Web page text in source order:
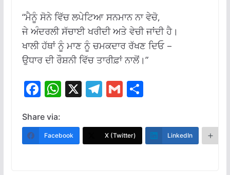
“ਮੈਨੂੰ ਸੋਨੇ ਵਿੱਚ ਲਪੇਟਿਆ ਸਨਮਾਨ ਨਾ ਵੇਚੋ,
ਜੇ ਅੰਦਰਲੀ ਸੱਚਾਈ ਖਰੀਦੀ ਅਤੇ ਵੇਚੀ ਜਾਂਦੀ ਹੈ।
ਖਾਲੀ ਹੱਥਾਂ ਨੂੰ ਮਾਣ ਨੂੰ ਚਮਕਦਾਰ ਰੱਖਣ ਦਿਓ –
ਉਧਾਰ ਦੀ ਰੌਸ਼ਨੀ ਵਿੱਚ ਤਾਰੀਫ਼ਾਂ ਨਾਲੋਂ।”
F
e
b
W
at
s
X T
e
gr
G
ai
l
S
ar
e
Share via:
Facebook X (Twitter) LinkedIn